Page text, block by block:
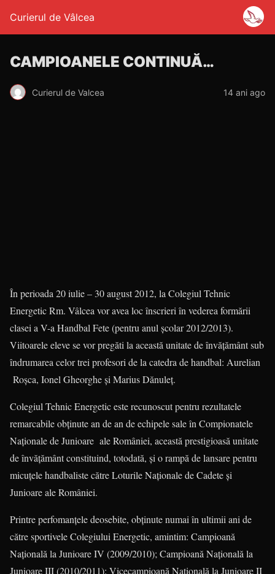
Curierul de Vâlcea
CAMPIOANELE CONTINUĂ…
Curierul de Valcea 14 ani ago
În perioada 20 iulie – 30 august 2012, la Colegiul Tehnic
Energetic Rm. Vâlcea vor avea loc înscrieri în vederea formării
clasei a V-a Hand­bal Fete (pentru anul școlar 2012/2013).
Viitoarele eleve se vor pregăti la această unitate de învățământ sub
îndrumarea celor trei profesori de la catedra de handbal: Aurelian
Roșca, Ionel Gheorghe și Marius Dănuleț.
Colegiul Tehnic Energetic este recunoscut pentru rezultatele
remar­cabile obținute an de an de echipele sale în Compionatele
Naționale de Junioare ale României, această presti­gioasă unitate
de învățământ constituind, totodată, și o rampă de lansare pentru
micuțele handbaliste către Loturile Naționale de Cadete și
Junioare ale României.
Printre perfomanțele deosebite, obținute numai în ultimii ani de
către sportivele Colegiului Energetic, amintim: Campioană
Națională la Junioare IV (2009/2010); Campioană Națională la
Junioare III (2010/2011): Vicecampioană Națională la Junioare II